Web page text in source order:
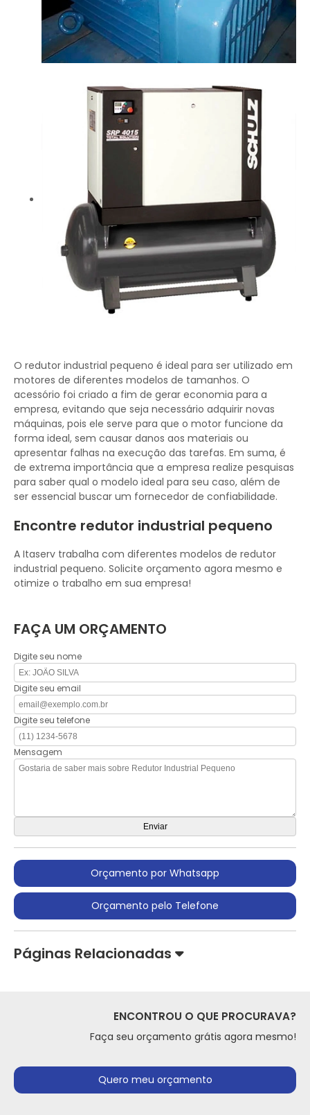
O redutor industrial pequeno é ideal para ser utilizado em
motores de diferentes modelos de tamanhos. O
acessório foi criado a fim de gerar economia para a
empresa, evitando que seja necessário adquirir novas
máquinas, pois ele serve para que o motor funcione da
forma ideal, sem causar danos aos materiais ou
apresentar falhas na execução das tarefas. Em suma, é
de extrema importância que a empresa realize pesquisas
para saber qual o modelo ideal para seu caso, além de
ser essencial buscar um fornecedor de confiabilidade.
Encontre redutor industrial pequeno
A Itaserv trabalha com diferentes modelos de redutor
industrial pequeno. Solicite orçamento agora mesmo e
otimize o trabalho em sua empresa!
FAÇA UM ORÇAMENTO
Digite seu nome
Digite seu email
Digite seu telefone
Mensagem
Orçamento por Whatsapp
Orçamento pelo Telefone
Páginas Relacionadas
ENCONTROU O QUE PROCURAVA?
Faça seu orçamento grátis agora mesmo!
Quero meu orçamento